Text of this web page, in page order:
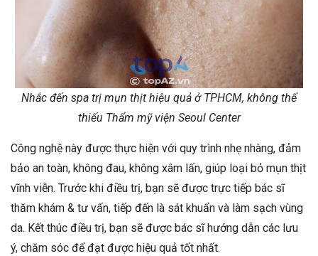
Nhắc đến spa trị mụn thịt hiệu quả ở TPHCM, không thể
thiếu Thẩm mỹ viện Seoul Center
Công nghệ này được thực hiện với quy trình nhẹ nhàng, đảm
bảo an toàn, không đau, không xâm lấn, giúp loại bỏ mụn thịt
vĩnh viễn. Trước khi điều trị, bạn sẽ được trực tiếp bác sĩ
thăm khám & tư vấn, tiếp đến là sát khuẩn và làm sạch vùng
da. Kết thúc điều trị, bạn sẽ được bác sĩ hướng dẫn các lưu
ý, chăm sóc để đạt được hiệu quả tốt nhất.